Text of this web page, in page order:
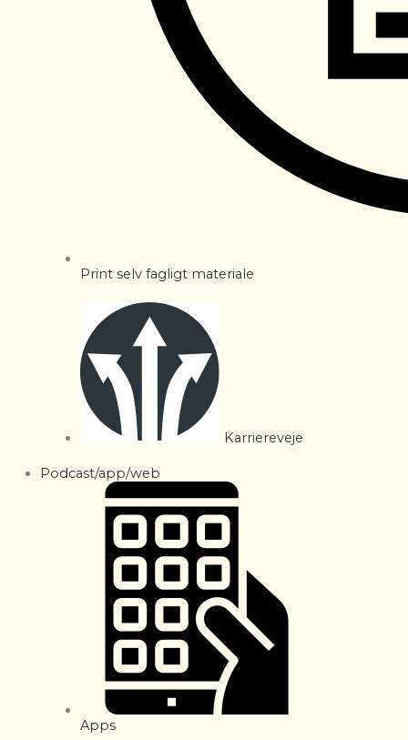
Print selv fagligt materiale
Karriereveje
Podcast/app/web
Apps